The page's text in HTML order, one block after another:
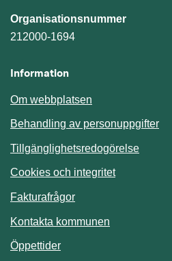
Organisationsnummer
212000-1694
Information
Om webbplatsen
Behandling av personuppgifter
Tillgänglighetsredogörelse
Cookies och integritet
Fakturafrågor
Kontakta kommunen
Öppettider